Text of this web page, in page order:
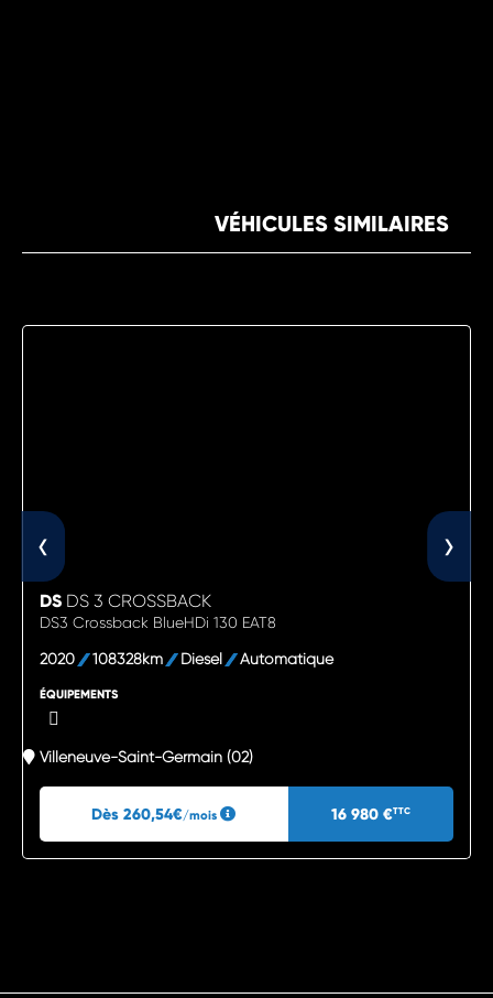
VÉHICULES SIMILAIRES
DS DS 3 CROSSBACK
DS3 Crossback BlueHDi 130 EAT8
2020 108328km Diesel Automatique
ÉQUIPEMENTS
Villeneuve-Saint-Germain (02)
Dès 260,54€/mois 16 980 €TTC
‹ ›